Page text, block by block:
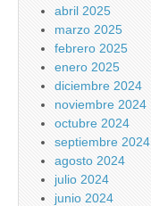
abril 2025
marzo 2025
febrero 2025
enero 2025
diciembre 2024
noviembre 2024
octubre 2024
septiembre 2024
agosto 2024
julio 2024
junio 2024